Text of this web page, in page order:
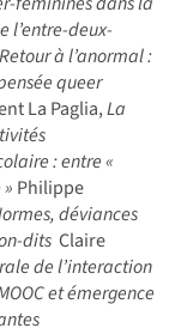
l’entre-deux-
Retour à l’anormal :
queer
La Paglia,La
: entre «
Philippe
déviances
dits Claire
de l’interaction
et émergence